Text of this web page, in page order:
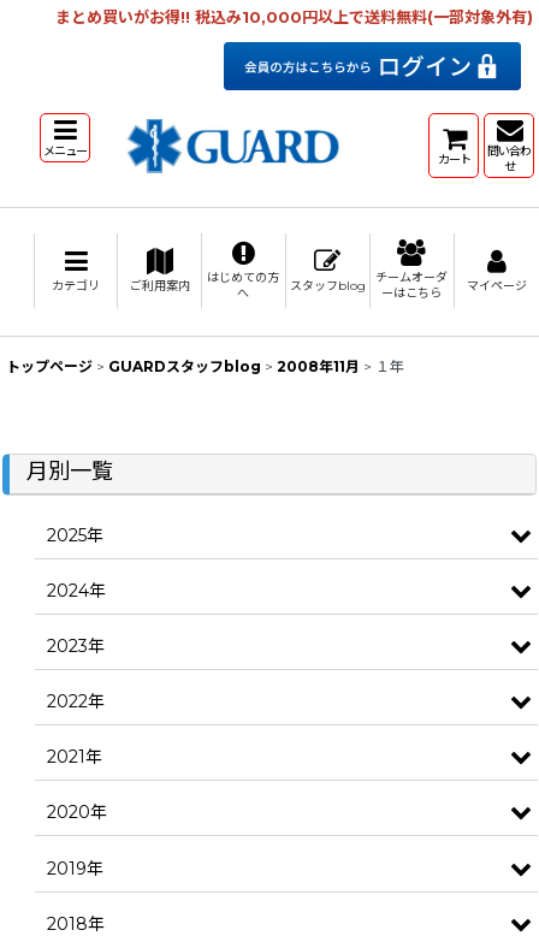
まとめ買いがお得!! 税込み10,000円以上で送料無料(一部対象外有)
メニュー カート
問い合わ
せ
カテゴリ ご利用案内
はじめての方
へ
スタッフblog
チームオーダ
ーはこちら
マイページ
トップページ > GUARDスタッフblog > 2008年11月 > １年
月別一覧
2025年
2024年
2023年
2022年
2021年
2020年
2019年
2018年